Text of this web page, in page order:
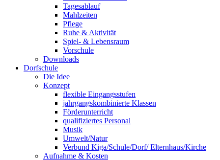
Tagesablauf
Mahlzeiten
Pflege
Ruhe & Aktivität
Spiel- & Lebensraum
Vorschule
Downloads
Dorfschule
Die Idee
Konzept
flexible Eingangsstufen
jahrgangskombinierte Klassen
Förderunterricht
qualifiziertes Personal
Musik
Umwelt/Natur
Verbund Kiga/Schule/Dorf/ Elternhaus/Kirche
Aufnahme & Kosten